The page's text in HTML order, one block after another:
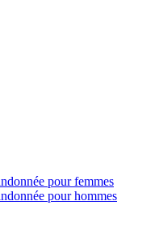
pour femmes
pour hommes